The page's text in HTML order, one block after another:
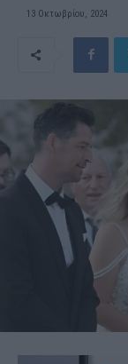
13 Οκτωβρίου, 2024